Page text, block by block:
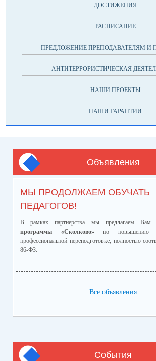
ДОСТИЖЕНИЯ
РАСПИСАНИЕ
ПРЕДЛОЖЕНИЕ ПРЕПОДАВАТЕЛЯМ И
АНТИТЕРРОРИСТИЧЕСКАЯ
НАШИ ПРОЕКТЫ
НАШИ ГАРАНТИИ
Объявления
МЫ ПРОДОЛЖАЕМ ОБУЧАТЬ
ПЕДАГОГОВ!
В рамках партнерства мы предлагаем Вам
программы «Сколково»по повышению
профессиональной переподготовке, полностью
86-ФЗ.
Ознакомиться с программами и
приложенном файле.
Все объявления
События